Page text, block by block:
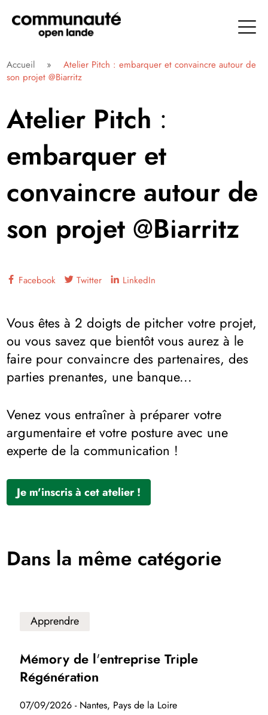
directement
contenu
Communauté Open Lande
Accueil »
Atelier Pitch : embarquer et convaincre autour de
son projet @Biarritz
Atelier Pitch :
embarquer et
convaincre autour de
son projet @Biarritz
Facebook Twitter LinkedIn
Vous êtes à 2 doigts de pitcher votre projet,
ou vous savez que bientôt vous aurez à le
faire pour convaincre des partenaires, des
parties prenantes, une banque...
Venez vous entraîner à préparer votre
argumentaire et votre posture avec une
experte de la communication !
Je m'inscris à cet atelier !
Dans la même catégorie
Apprendre
Mémory de l'entreprise Triple
Régénération
07/09/2026 - Nantes, Pays de la Loire